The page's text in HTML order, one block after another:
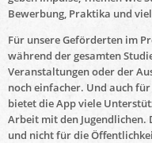
Bewerbung, Praktika und
Für unsere Geförderten im
während der gesamten
Veranstaltungen oder der
noch einfacher. Und auch
bietet die App viele
Arbeit mit den
und nicht für die